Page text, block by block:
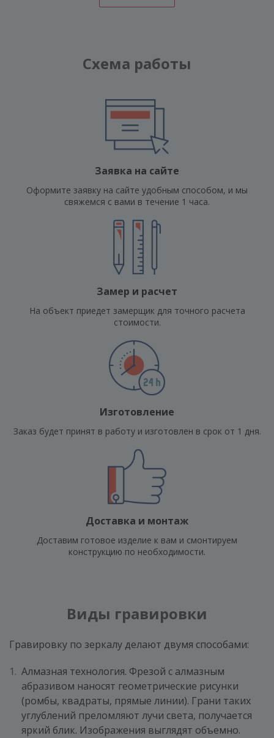
Схема работы
Заявка на сайте
Оформите заявку на сайте удобным способом, и мы
свяжемся с вами в течение 1 часа.
Замер и расчет
На объект приедет замерщик для точного расчета
стоимости.
Изготовление
Заказ будет принят в работу и изготовлен в срок от 1 дня.
Доставка и монтаж
Доставим готовое изделие к вам и смонтируем
конструкцию по необходимости.
Виды гравировки
Гравировку по зеркалу делают двумя способами:
Алмазная технология. Фрезой с алмазным
абразивом наносят геометрические рисунки
(ромбы, квадраты, прямые линии). Грани таких
углублений преломляют лучи света, получается
яркий блик. Изображения выглядят объемно.